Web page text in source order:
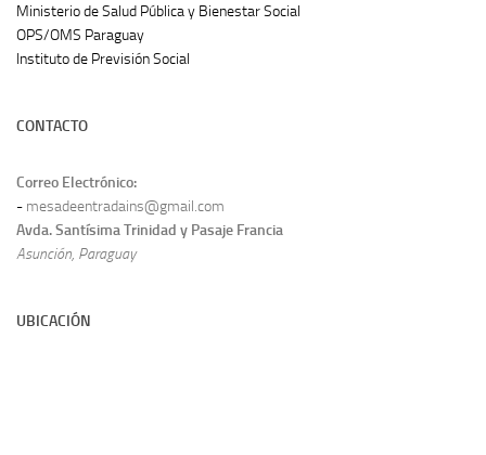
Ministerio de Salud Pública y Bienestar Social
OPS/OMS Paraguay
Instituto de Previsión Social
CONTACTO
Correo Electrónico:
- mesadeentradains@gmail.com
Avda. Santísima Trinidad y Pasaje Francia
Asunción, Paraguay
UBICACIÓN